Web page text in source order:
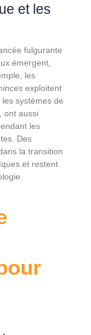
et les
fulgurante
émergent,
les
exploitent
systèmes de
ont aussi
les
Des
la transition
et restent